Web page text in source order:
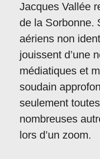
Jacques Vallée
de la Sorbonne.
aériens non
jouissent d’une
médiatiques et
soudain
seulement
nombreuses
lors d’un zoom.